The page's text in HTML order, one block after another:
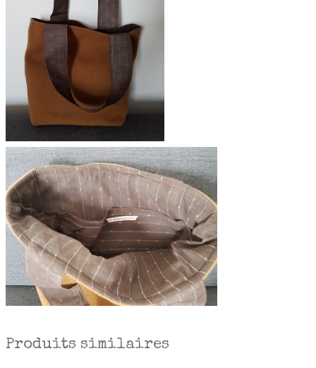
Produits similaires